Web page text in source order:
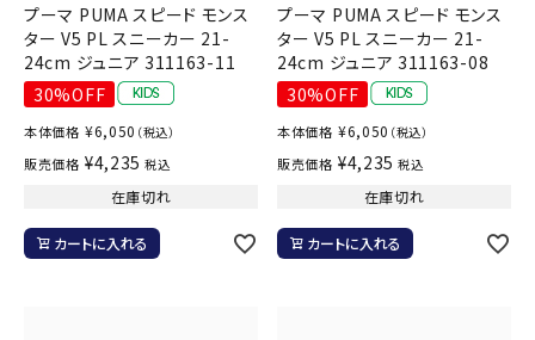
プーマ PUMA スピード モンス
ター V5 PL スニーカー 21-
24cm ジュニア 311163-11
30%OFF
本体価格 ¥6,050 （税込）
販売価格 ¥4,235 税込
在庫切れ
カートに入れる
プーマ PUMA スピード モンス
ター V5 PL スニーカー 21-
24cm ジュニア 311163-08
30%OFF
本体価格 ¥6,050 （税込）
販売価格 ¥4,235 税込
在庫切れ
カートに入れる